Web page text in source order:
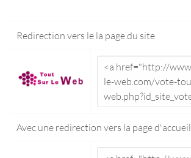
Redirection vers le la page du site
Avec une redirection vers la page d'accueil